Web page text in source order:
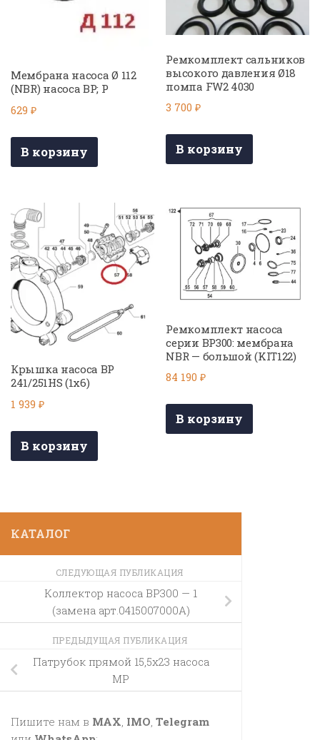
Мембрана насоса Ø 112
(NBR) насоса BP; P
629 ₽
В корзину
Ремкомплект сальников
высокого давления Ø18
помпа FW2 4030
3 700₽
В корзину
Крышка насоса BP
241/251HS (1х6)
1 939 ₽
В корзину
Ремкомплект насоса
серии BP300: мембрана
NBR — большой (KIT122)
84 190₽
В корзину
КАТАЛОГ
СЛЕДУЮЩАЯ ПУБЛИКАЦИЯ
Коллектор насоса BP300 — 1
(замена арт.0415007000A)
ПРЕДЫДУЩАЯ ПУБЛИКАЦИЯ
Патрубок прямой 15,5х23 насоса
MP
Пишите нам в MAX IMO Telegram